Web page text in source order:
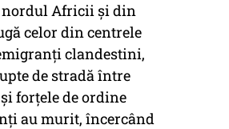
nordul Africii și din
celor din centrele
clandestini,
de stradă între
forțele de ordine
au murit, încercând